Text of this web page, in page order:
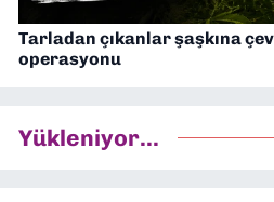
Tarladan çıkanlar şaşkına
operasyonu
Yükleniyor...